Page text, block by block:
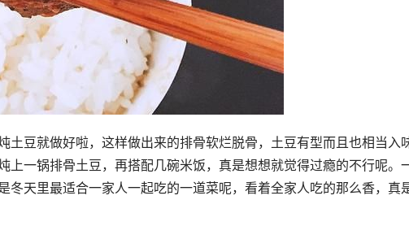
土豆就做好啦，这样做出来的排骨软烂脱骨，土豆有型而且也相当入
上一锅排骨土豆，再搭配几碗米饭，真是想想就觉得过瘾的不行呢。
冬天里最适合一家人一起吃的一道菜呢，看着全家人吃的那么香，真